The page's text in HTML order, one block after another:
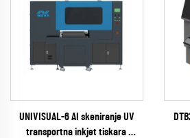
UNIVISUAL-6 AI skeniranje UV
transportna inkjet tiskara